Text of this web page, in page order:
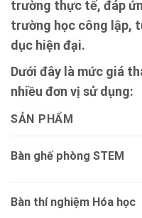
trường thực tế, đáp
trường học công lập,
dục hiện đại.
Dưới đây là mức giá
nhiều đơn vị sử dụng:
SẢN PHẨM
Bàn ghế phòng STEM
Bàn thí nghiệm Hóa học